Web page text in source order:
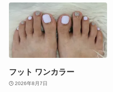
フット ワンカラー
2026年8月7日